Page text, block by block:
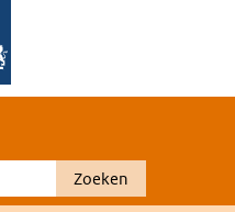
Zoeken